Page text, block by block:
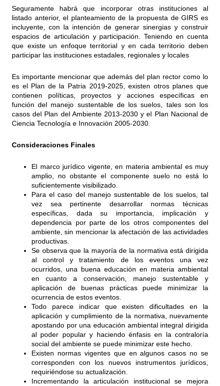
Seguramente habrá que incorporar otras instituciones al
listado anterior, el planteamiento de la propuesta de GIRS es
incluyente, con la intención de generar sinergias y construir
espacios de articulación y participación. Teniendo en cuenta
que existe un enfoque territorial y en cada territorio deben
participar las instituciones estadales, regionales y locales
Es importante mencionar que además del plan rector como lo
es el Plan de la Patria 2019-2025, existen otros planes que
contienen políticas, proyectos y acciones específicas en
función del manejo sustentable de los suelos, tales son los
casos del Plan del Ambiente 2013-2030 y el Plan Nacional de
Ciencia Tecnología e Innovación 2005-2030.
Consideraciones Finales
El marco jurídico vigente, en materia ambiental es muy
amplio, no obstante el componente suelo no está lo
suficientemente visibilizado.
Para el caso del manejo sustentable de los suelos, tal
vez sea pertinente desarrollar normas técnicas
específicas, dada su importancia, implicación y
dependencia por parte de los otros componentes del
ambiente, sin mencionar la afectación de las actividades
productivas.
Se observa que la mayoría de la normativa está dirigida
al control y tratamiento de los eventos una vez
ocurridos, una buena educación en materia ambiental
en cuanto a conservación, manejo sustentable y
aplicación de buenas prácticas puede minimizar la
ocurrencia de estos eventos.
Todo parece indicar que existen dificultades en la
aplicación y cumplimiento de la normativa, nuevamente
apostando por una educación ambiental integral dirigida
al poder popular y haciendo énfasis en la contraloría
social del ambiente se puede minimizar este hecho.
Existen normas vigentes que en algunos casos no se
corresponden con los nuevos instrumentos jurídicos,
requiriéndose su actualización.
Incrementando la articulación institucional se mejora